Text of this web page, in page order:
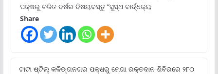
ପକ୍ଷରୁ ଚଳିତ ବର୍ଷର ବିଷୟବସ୍ତୁ “ସୁସ୍ଥ ବାର୍ଦ୍ଧକ୍ୟ
Share
ଟାଟା ଷ୍ଟିଲ୍‌ କଳିଙ୍ଗନଗର ପକ୍ଷରୁ ମେଗା ରକ୍ତଦାନ ଶିବିରରେ ୨୮୦